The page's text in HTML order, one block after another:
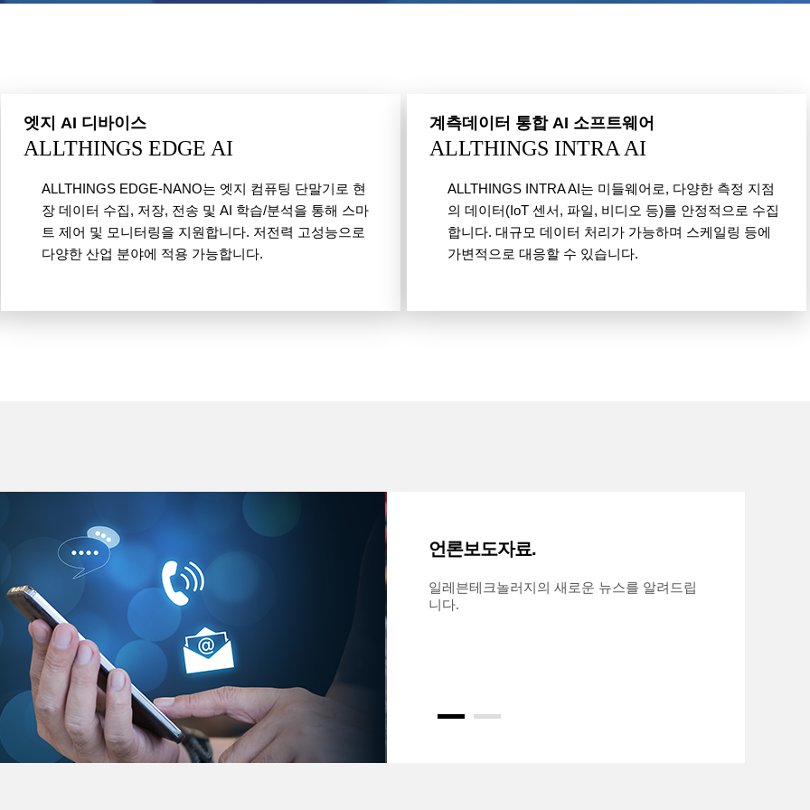
엣지 AI 디바이스
ALLTHINGS EDGE AI
ALLTHINGS EDGE-NANO는 엣지 컴퓨팅 단말기로 현
장 데이터 수집, 저장, 전송 및 AI 학습/분석을 통해 스마
트 제어 및 모니터링을 지원합니다. 저전력 고성능으로
다양한 산업 분야에 적용 가능합니다.
계측데이터 통합 AI 소프트웨어
ALLTHINGS INTRA AI
ALLTHINGS INTRA AI는 미들웨어로, 다양한 측정 지점
의 데이터(IoT 센서, 파일, 비디오 등)를 안정적으로 수집
합니다. 대규모 데이터 처리가 가능하며 스케일링 등에
가변적으로 대응할 수 있습니다.
언론보도자료.
일레븐테크놀러지의 새로운 뉴스를 알려드립
니다.